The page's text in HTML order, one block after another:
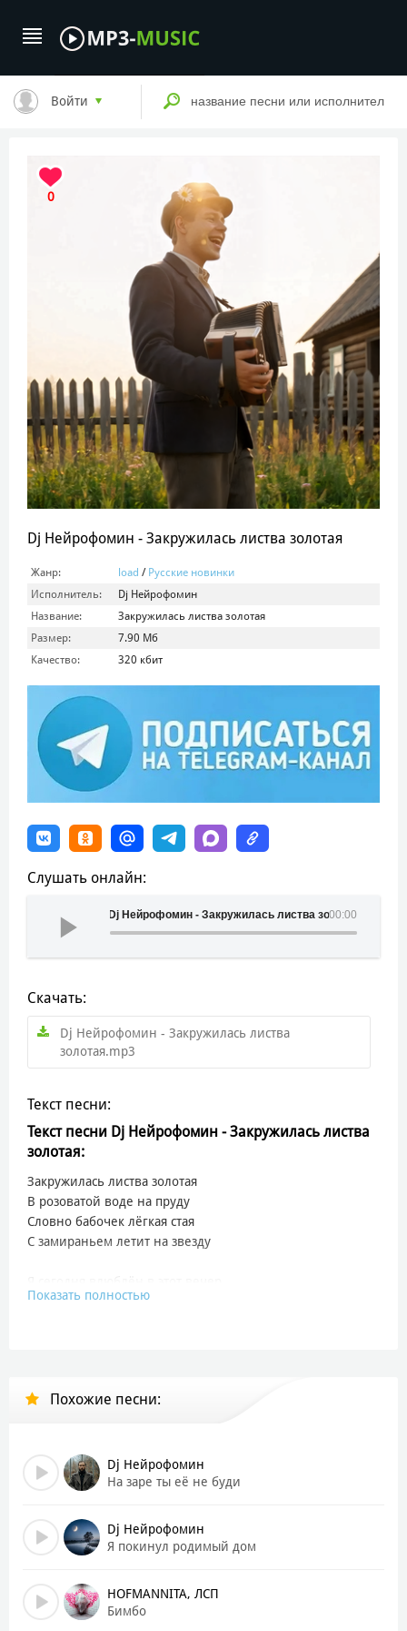
Войти
0
Dj Нейрофомин - Закружилась листва золотая
Жанр: load / Русские новинки
Исполнитель:
Dj Нейрофомин
Название:
Закружилась листва золотая
Размер:
7.90 Мб
Качество:
320 кбит
Слушать онлайн:
00:00
Dj Нейрофомин - Закружилась листва золотая
Скачать:
Dj Нейрофомин - Закружилась листва
золотая.mp3
Текст песни:
Текст песни Dj Нейрофомин - Закружилась листва
золотая:
Закружилась листва золотая
В розоватой воде на пруду
Словно бабочек лёгкая стая
С замираньем летит на звезду
Близок сердцу желтеющий дол
Синий сумрак как стадо овец
Я еще никогда бережливо
Хорошо бы, как ветками ива
Опрокинуться в розовость вод
Хорошо бы, на стог улыбаясь
Мордой месяца сено жевать
Где ты, где, моя тихая радость
Показать полностью
Похожие песни:
Dj Нейрофомин
На заре ты её не буди
Dj Нейрофомин
Я покинул родимый дом
HOFMANNITA, ЛСП
Бимбо